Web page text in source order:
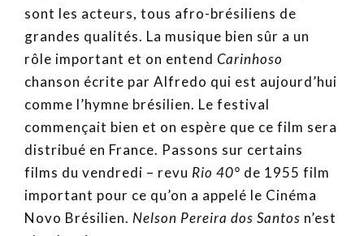
sont les acteurs, tous afro-brésiliens de
grandes qualités. La musique bien sûr a un
rôle important et on entend Carinhoso
chanson écrite par Alfredo qui est aujourd’hui
comme l’hymne brésilien. Le festival
commençait bien et on espère que ce film sera
distribué en France. Passons sur certains
films du vendredi – revu Rio 40° de 1955 film
important pour ce qu’on a appelé le Cinéma
Novo Brésilien. Nelson Pereira dos Santos n’est